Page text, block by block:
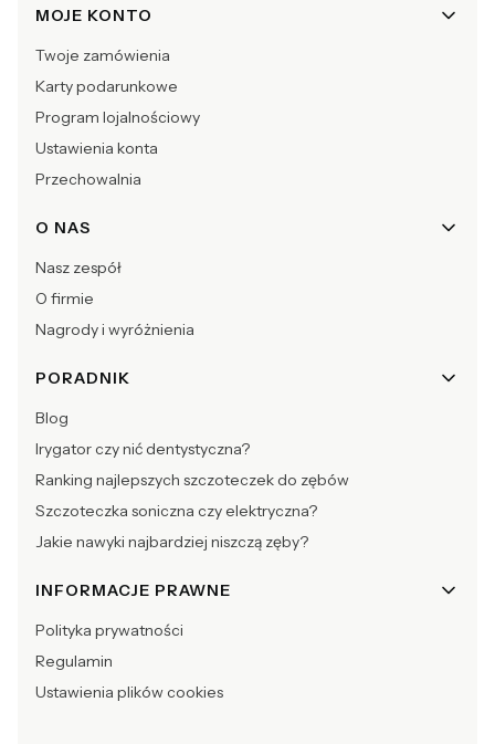
MOJE KONTO
Twoje zamówienia
Karty podarunkowe
Program lojalnościowy
Ustawienia konta
Przechowalnia
O NAS
Nasz zespół
O firmie
Nagrody i wyróżnienia
PORADNIK
Blog
Irygator czy nić dentystyczna?
Ranking najlepszych szczoteczek do zębów
Szczoteczka soniczna czy elektryczna?
Jakie nawyki najbardziej niszczą zęby?
INFORMACJE PRAWNE
Polityka prywatności
Regulamin
Ustawienia plików cookies